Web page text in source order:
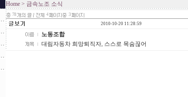
Home > 금속노조 소식
78 4
3
2010-10-20 11:28:59
노동조합
대림자동차 희망퇴직자, 스스로 목숨끊어